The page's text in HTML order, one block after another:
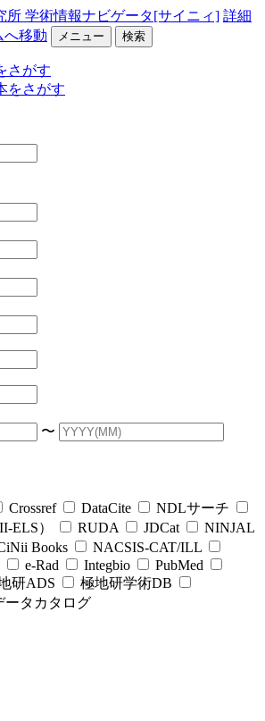
所 学術情報ナビゲータ[サイニィ] 詳細
へ移動 メニュー 検索
さがす
をさがす
〜
Crossref DataCite
NDLサーチ
ELS）
RUDA JDCat
NINJAL
Books
NACSIS-CAT/ILL
e-Rad Integbio
PubMed
研ADS
極地研学術DB
ータカタログ